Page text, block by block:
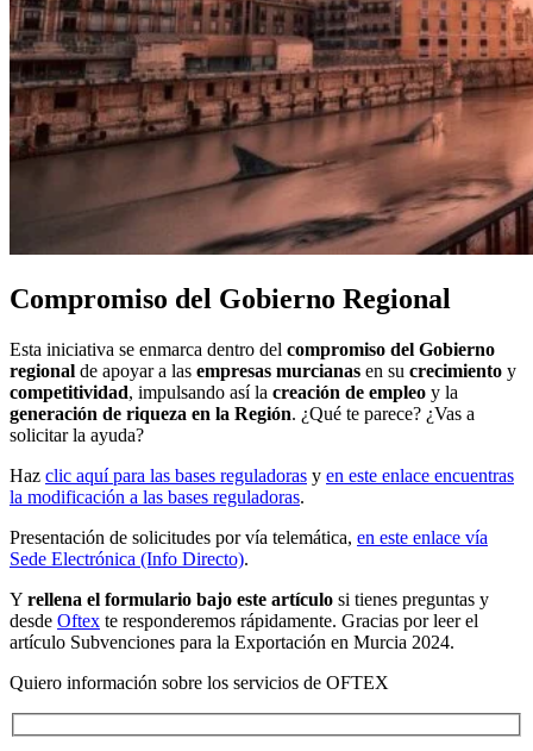
Compromiso del Gobierno Regional
Esta iniciativa se enmarca dentro del compromiso del Gobierno
regional de apoyar a las empresas murcianas en su crecimiento y
competitividad, impulsando así la creación de empleo y la
generación de riqueza en la Región. ¿Qué te parece? ¿Vas a
solicitar la ayuda?
Haz clic aquí para las bases reguladoras y en este enlace encuentras
la modificación a las bases reguladoras.
Presentación de solicitudes por vía telemática, en este enlace vía
Sede Electrónica (Info Directo).
Y rellena el formulario bajo este artículo si tienes preguntas y
desde Oftex te responderemos rápidamente. Gracias por leer el
artículo Subvenciones para la Exportación en Murcia 2024.
Quiero información sobre los servicios de OFTEX